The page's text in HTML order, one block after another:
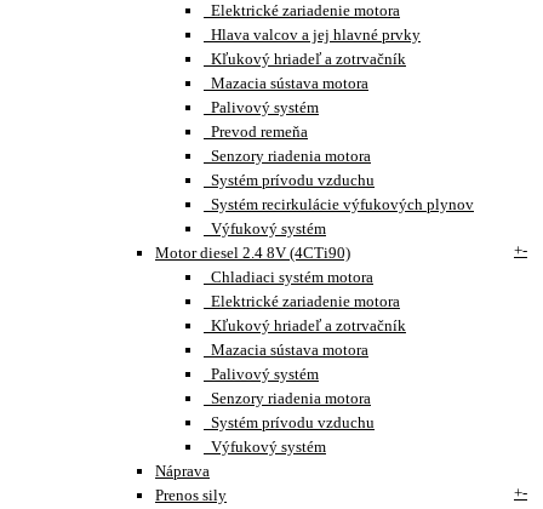
Elektrické zariadenie motora
Hlava valcov a jej hlavné prvky
Kľukový hriadeľ a zotrvačník
Mazacia sústava motora
Palivový systém
Prevod remeňa
Senzory riadenia motora
Systém prívodu vzduchu
Systém recirkulácie výfukových plynov
Výfukový systém
Motor diesel 2.4 8V (4CTi90)
+-
Chladiaci systém motora
Elektrické zariadenie motora
Kľukový hriadeľ a zotrvačník
Mazacia sústava motora
Palivový systém
Senzory riadenia motora
Systém prívodu vzduchu
Výfukový systém
Náprava
Prenos sily
+-